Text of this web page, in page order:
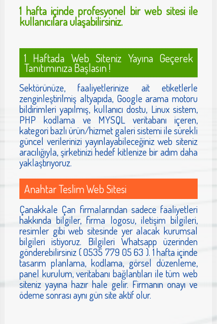
1 hafta içinde profesyonel bir web sitesi ile
kullanıcılara ulaşabilirsiniz.
1 Haftada Web Siteniz Yayına Geçerek
Tanıtımınıza Başlasın !
Sektörünüze, faaliyetlerinize ait etiketlerle
zenginleştirilmiş altyapıda, Google arama motoru
bildirimleri yapılmış, kullanıcı dostu, Linux sistem,
PHP kodlama ve MYSQL veritabanı içeren,
kategori bazlı ürün/hizmet galeri sistemi ile sürekli
güncel verilerinizi yayınlayabileceğiniz web siteniz
aracılığıyla, şirketinizi hedef kitlenize bir adım daha
yaklaştırıyoruz.
Anahtar Teslim Web Sitesi
Çanakkale Çan firmalarından sadece faaliyetleri
hakkında bilgiler, firma logosu, iletişim bilgileri,
resimler gibi web sitesinde yer alacak kurumsal
bilgileri istiyoruz. Bilgileri Whatsapp üzerinden
gönderebilirsiniz ( 0535 779 05 63 ). 1 hafta içinde
tasarım planlama, kodlama, görsel düzenleme,
panel kurulum, veritabanı bağlantıları ile tüm web
siteniz yayına hazır hale gelir. Firmanın onayı ve
ödeme sonrası aynı gün site aktif olur.